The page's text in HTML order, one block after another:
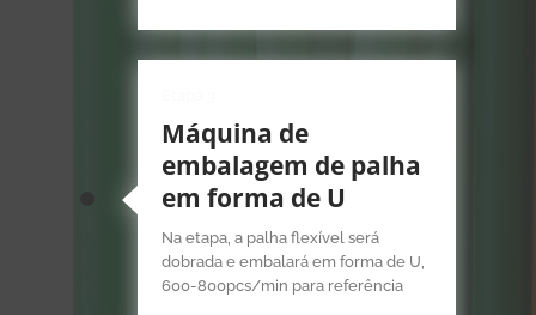
Máquina de
embalagem de palha
em forma de U
Na etapa, a palha flexível será
dobrada e embalará em forma de U,
600-800pcs/min para referência